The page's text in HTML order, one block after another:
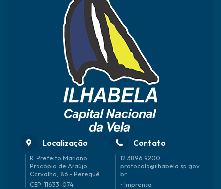
Localização
R. Prefeito Mariano
Procópio de Araújo
Carvalho, 86 - Perequê
CEP: 11633-074
Contato
12 3896 9200
protocolo@ilhabela.sp.gov.
br
• Imprensa